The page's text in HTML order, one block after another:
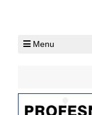
Menu